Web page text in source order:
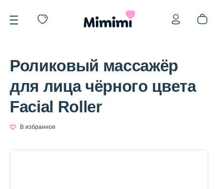
*OVERSTOCK -30%
Роликовый массажёр
для лица чёрного цвета
Facial Roller
В избранное